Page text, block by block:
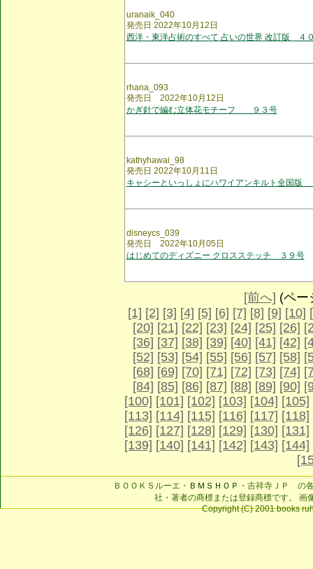
uranaik_040
発売日 2022年10月12日
西洋・東洋占術のすべて 占いの世界 改訂版 ４
rhana_093
発売日 2022年10月12日
かぎ針で編む立体花モチーフ ９３号
kathyhawai_98
発売日 2022年10月11日
キャシーといっしょにハワイアンキルト全国版
disneycs_039
発売日 2022年10月05日
はじめてのディズニー クロスステッチ ３９号
[前へ] (ペ
[1] [2] [3] [4] [5] [6] [7] [8] [9] [10]
[20] [21] [22] [23] [24] [25] [26]
[36] [37] [38] [39] [40] [41] [42]
[52] [53] [54] [55] [56] [57] [58]
[68] [69] [70] [71] [72] [73] [74]
[84] [85] [86] [87] [88] [89] [90]
[100] [101] [102] [103] [104] [105]
[113] [114] [115] [116] [117] [118]
[126] [127] [128] [129] [130] [131]
[139] [140] [141] [142] [143] [144]
ＢＯＯＫＳルーエ・ ＢＭＳＨＯＰ ・吉祥寺ＪＰ の
社・著者の商標または登録商標です。 画
Copyright (C) 2001 books